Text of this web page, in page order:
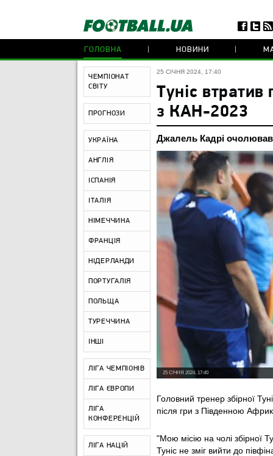
ГОЛОВНА НОВИНИ
ЧЕМПІОНАТ
СВІТУ
ПРОГНОЗИ
УКРАЇНА
АНГЛІЯ
ІСПАНІЯ
ІТАЛІЯ
НІМЕЧЧИНА
ФРАНЦІЯ
НІДЕРЛАНДИ
ПОРТУГАЛІЯ
ПОЛЬЩА
ТУРЕЧЧИНА
ІНШІ
ЛІГА ЧЕМПІОНІВ
ЛІГА ЄВРОПИ
ЛІГА
КОНФЕРЕНЦІЙ
ЛІГА НАЦІЙ
25 СІЧНЯ 2024, 17:40
Туніс втратив
з КАН-2023
Джалель Кадрі очолював
25 СІЧНЯ 2024, 17:40
Головний тренер збірної
після гри з Південною
"Мою місію на чолі збірної
Туніс не зміг вийти до